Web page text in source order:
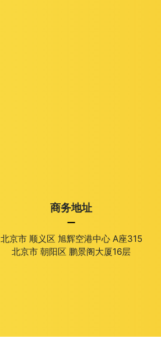
商务地址
北京市 顺义区 旭辉空港中心 A座315
北京市 朝阳区 鹏景阁大厦16层